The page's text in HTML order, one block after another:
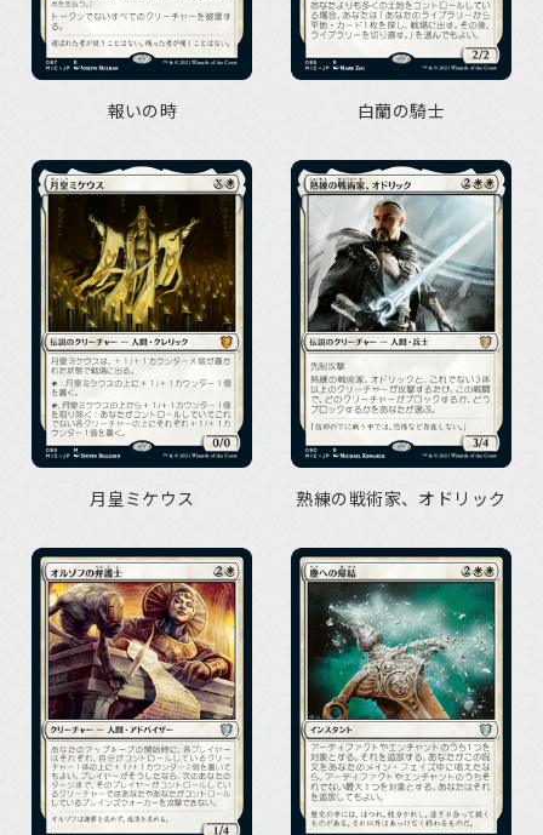
報いの時 白蘭の騎士
月皇ミケウス 熟練の戦術家、オドリック